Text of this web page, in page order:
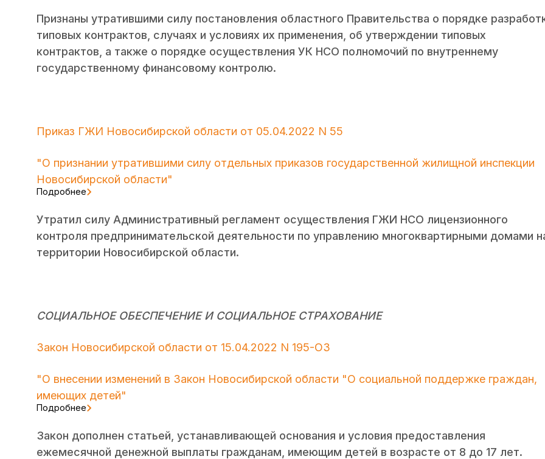
Признаны утратившими силу постановления областного Правительства о порядке
типовых контрактов, случаях и условиях их применения, об утверждении типовых
контрактов, а также о порядке осуществления УК НСО полномочий по внутреннему
государственному финансовому контролю.
Приказ ГЖИ Новосибирской области от 05.04.2022 N 55
"О признании утратившими силу отдельных приказов государственной жилищной инспекции
Новосибирской области"
Подробнее
Утратил силу Административный регламент осуществления ГЖИ НСО лицензионного
контроля предпринимательской деятельности по управлению многоквартирными домами
территории Новосибирской области.
СОЦИАЛЬНОЕ ОБЕСПЕЧЕНИЕ И СОЦИАЛЬНОЕ СТРАХОВАНИЕ
Закон Новосибирской области от 15.04.2022 N 195-ОЗ
"О внесении изменений в Закон Новосибирской области "О социальной поддержке граждан,
имеющих детей"
Подробнее
Закон дополнен статьей, устанавливающей основания и условия предоставления
ежемесячной денежной выплаты гражданам, имеющим детей в возрасте от 8 до 17 лет.